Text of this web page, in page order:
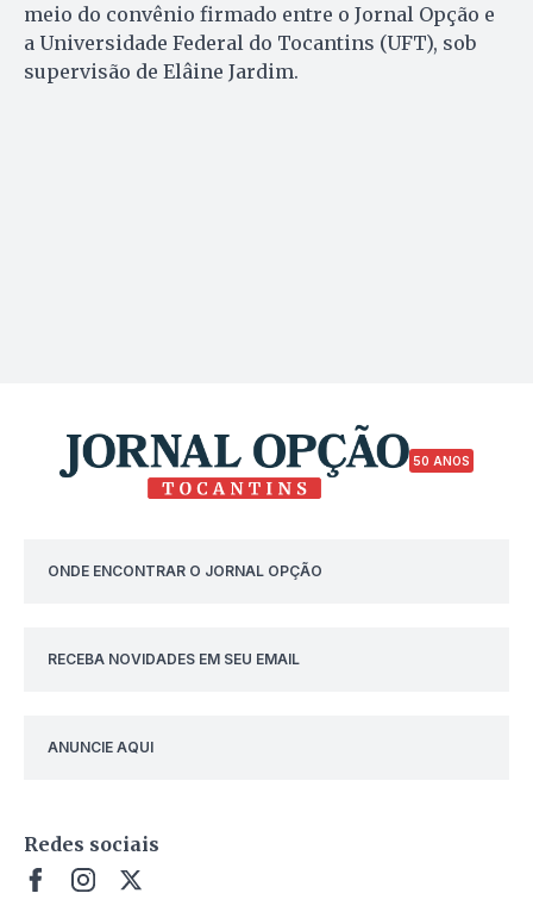
meio do convênio firmado entre o Jornal Opção e
a Universidade Federal do Tocantins (UFT), sob
supervisão de Elâine Jardim.
50 ANOS
ONDE ENCONTRAR O JORNAL OPÇÃO
RECEBA NOVIDADES EM SEU EMAIL
ANUNCIE AQUI
Redes sociais